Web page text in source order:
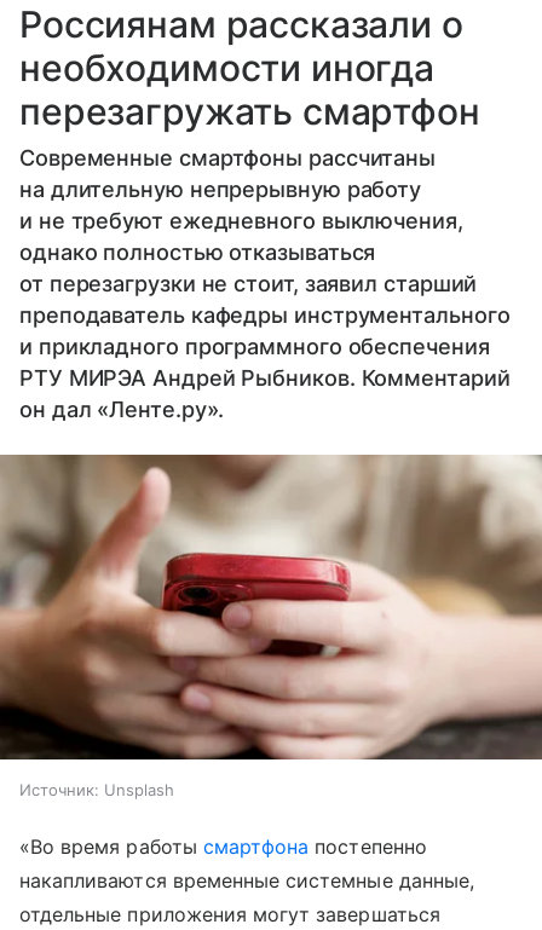
Россиянам рассказали о
необходимости иногда
перезагружать смартфон
Современные смартфоны рассчитаны
на длительную непрерывную работу
и не требуют ежедневного выключения,
однако полностью отказываться
от перезагрузки не стоит, заявил старший
преподаватель кафедры инструментального
и прикладного программного обеспечения
РТУ МИРЭА Андрей Рыбников. Комментарий
он дал «Ленте.ру».
Источник: Unsplash
«Во время работы смартфона постепенно
накапливаются временные системные данные,
отдельные приложения могут завершаться